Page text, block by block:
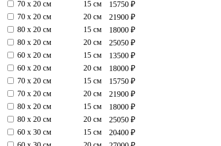
70 х 20 см
15 см
15750 ₽
70 х 20 см
20 см
21900 ₽
80 х 20 см
15 см
18000 ₽
80 х 20 см
20 см
25050 ₽
60 х 20 см
15 см
13500 ₽
60 х 20 см
20 см
18000 ₽
70 х 20 см
15 см
15750 ₽
70 х 20 см
20 см
21900 ₽
80 х 20 см
15 см
18000 ₽
80 х 20 см
20 см
25050 ₽
60 х 30 см
15 см
20400 ₽